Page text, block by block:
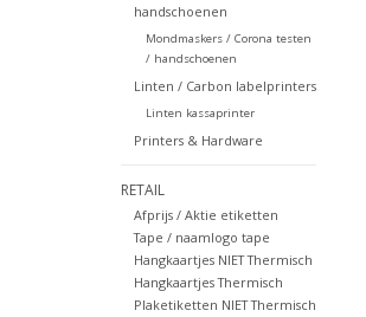
handschoenen
Mondmaskers / Corona testen
/ handschoenen
Linten / Carbon labelprinters
Linten kassaprinter
Printers & Hardware
RETAIL
Afprijs / Aktie etiketten
Tape / naamlogo tape
Hangkaartjes NIET Thermisch
Hangkaartjes Thermisch
Plaketiketten NIET Thermisch